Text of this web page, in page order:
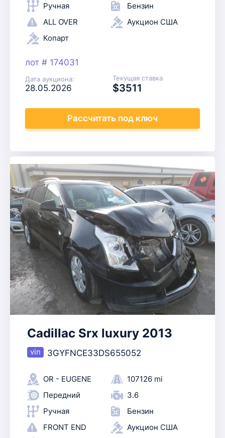
Ручная
Бензин
ALL OVER
Аукцион США
Копарт
лот # 174031
Дата аукциона:
28.05.2026
Текущая ставка
$3511
Рассчитать под ключ
Cadillac Srx luxury 2013
3GYFNCE33DS655052
OR - EUGENE
107126 mi
Передний
3.6
Ручная
Бензин
FRONT END
Аукцион США